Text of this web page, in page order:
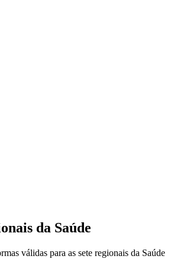
da Saúde
válidas para as sete regionais da Saúde